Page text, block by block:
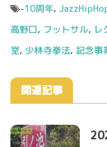
-10周年,
高野口, フットサル, レ
室, 少林寺拳法, 記念事
関連記事